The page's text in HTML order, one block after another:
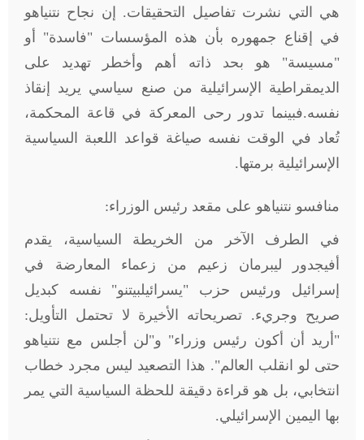
هي التي نشرت تفاصيل التحقيقات. إن نجاح نتنياهو
في إقناع جمهوره بأن هذه المؤسسات "فاسدة" أو
"مسيسة" هو بحد ذاته أهم وأخطر تهديد على
الديمقراطية الإسرائيلية من صنع سياسي يريد إنقاذ
نفسه.فبينما تدور رحى المعركة في قاعة المحكمة،
تُعاد في الوقت نفسه صياغة قواعد اللعبة السياسية
الإسرائيلية برمتها.
منافسو نتنياهو على مقعد رئيس الوزراء:
في الطرف الآخر من الخريطة السياسية، يقدم
أفيجدور ليبرمان زعيم من زعماء المعارضة في
إسرائيل ورئيس حزب "يسرائيلبيتنو" نفسه كبديل
صريح وجريء. تصريحاته الأخيرة لا تحتمل التأويل:
"أريد أن أكون رئيس وزراء" و"لن أجلس مع نتنياهو
حتى لو انقلب العالم". هذا التصعيد ليس مجرد خطاب
انتخابي، بل هو قراءة دقيقة للحظة السياسية التي يمر
بها اليمين الإسرائيلي.